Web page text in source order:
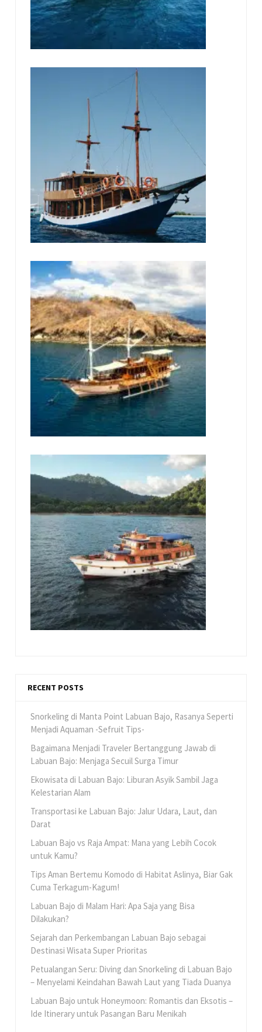
RECENT POSTS
Snorkeling di Manta Point Labuan Bajo, Rasanya Seperti
Menjadi Aquaman -Sefruit Tips-
Bagaimana Menjadi Traveler Bertanggung Jawab di
Labuan Bajo: Menjaga Secuil Surga Timur
Ekowisata di Labuan Bajo: Liburan Asyik Sambil Jaga
Kelestarian Alam
Transportasi ke Labuan Bajo: Jalur Udara, Laut, dan
Darat
Labuan Bajo vs Raja Ampat: Mana yang Lebih Cocok
untuk Kamu?
Tips Aman Bertemu Komodo di Habitat Aslinya, Biar Gak
Cuma Terkagum-Kagum!
Labuan Bajo di Malam Hari: Apa Saja yang Bisa
Dilakukan?
Sejarah dan Perkembangan Labuan Bajo sebagai
Destinasi Wisata Super Prioritas
Petualangan Seru: Diving dan Snorkeling di Labuan Bajo
– Menyelami Keindahan Bawah Laut yang Tiada Duanya
Labuan Bajo untuk Honeymoon: Romantis dan Eksotis –
Ide Itinerary untuk Pasangan Baru Menikah